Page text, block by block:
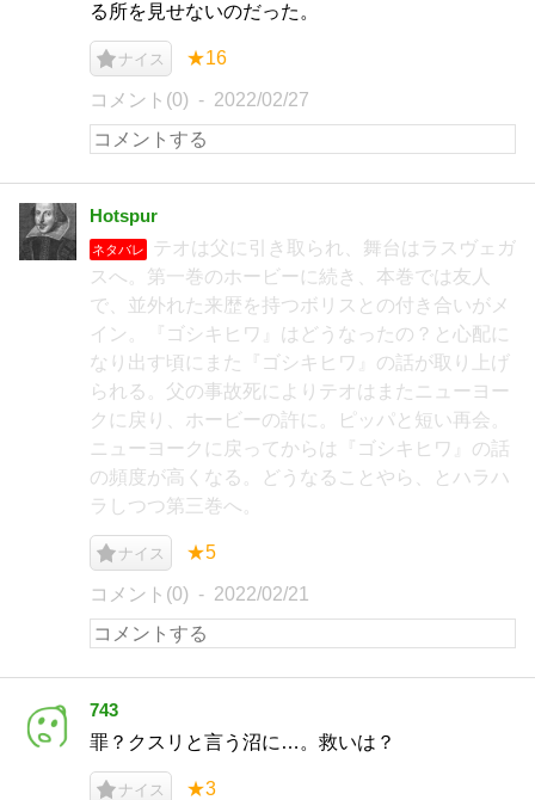
る所を見せないのだった。
ナイス ★16
コメント(0) 2022/02/27
Hotspur
ネタバレ
テオは父に引き取られ、舞台はラスヴェガ
スへ。第一巻のホービーに続き、本巻では友人
で、並外れた来歴を持つボリスとの付き合いがメ
イン。『ゴシキヒワ』はどうなったの？と心配に
なり出す頃にまた『ゴシキヒワ』の話が取り上げ
られる。父の事故死によりテオはまたニューヨー
クに戻り、ホービーの許に。ピッパと短い再会。
ニューヨークに戻ってからは『ゴシキヒワ』の話
の頻度が高くなる。どうなることやら、とハラハ
ラしつつ第三巻へ。
ナイス ★5
コメント(0) 2022/02/21
743
罪？クスリと言う沼に…。救いは？
ナイス ★3